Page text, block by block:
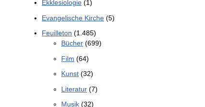
Ekklesiologie (1)
Evangelische Kirche (5)
Feuilleton (1.485)
Bücher (699)
Film (64)
Kunst (32)
Literatur (7)
Musik (32)